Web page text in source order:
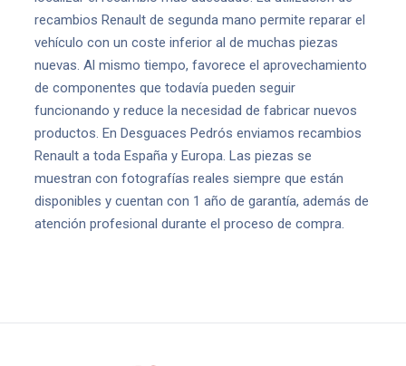
recambios Renault de segunda mano permite reparar el
vehículo con un coste inferior al de muchas piezas
nuevas. Al mismo tiempo, favorece el aprovechamiento
de componentes que todavía pueden seguir
funcionando y reduce la necesidad de fabricar nuevos
productos. En Desguaces Pedrós enviamos recambios
Renault a toda España y Europa. Las piezas se
muestran con fotografías reales siempre que están
disponibles y cuentan con 1 año de garantía, además de
atención profesional durante el proceso de compra.